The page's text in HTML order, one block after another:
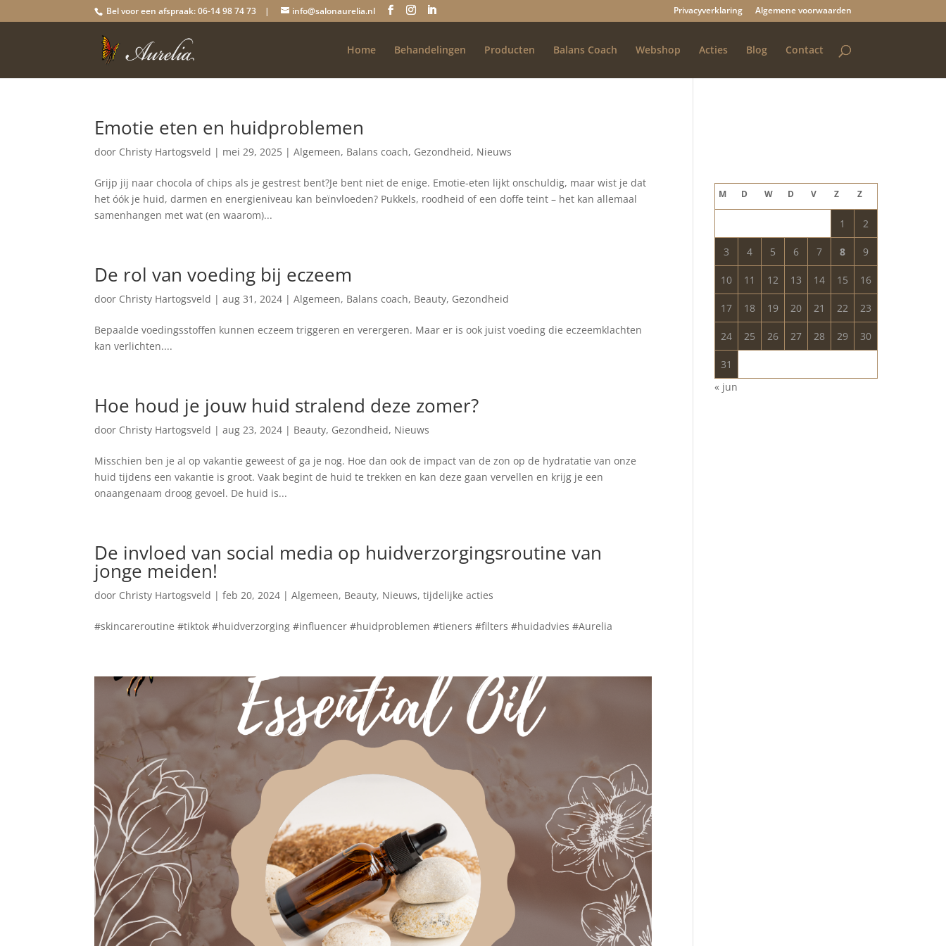
Bel voor een afspraak: 06-14 98 74 73 | info@salonaurelia.nl Privacyverklaring Algemene voorwaarden
Home Behandelingen Producten Balans Coach Webshop Acties Blog Contact
Emotie eten en huidproblemen
door Christy Hartogsveld | mei 29, 2025 |Algemeen, Balans coach, Gezondheid, Nieuws
Grijp jij naar chocola of chips als je gestrest bent?Je bent niet de enige. Emotie-eten lijkt onschuldig, maar wist je dat
het óók je huid, darmen en energieniveau kan beïnvloeden? Pukkels, roodheid of een doffe teint – het kan allemaal
samenhangen met wat (en waarom)...
De rol van voeding bij eczeem
door Christy Hartogsveld |aug 31, 2024 |Algemeen, Balans coach, Beauty, Gezondheid
Bepaalde voedingsstoffen kunnen eczeem triggeren en verergeren. Maar er is ook juist voeding die eczeemklachten
kan verlichten....
Hoe houd je jouw huid stralend deze zomer?
door Christy Hartogsveld |aug 23, 2024 | Beauty, Gezondheid, Nieuws
Misschien ben je al op vakantie geweest of ga je nog. Hoe dan ook de impact van de zon op de hydratatie van onze
huid tijdens een vakantie is groot. Vaak begint de huid te trekken en kan deze gaan vervellen en krijg je een
onaangenaam droog gevoel. De huid is...
De invloed van social media op huidverzorgingsroutine van
jonge meiden!
door Christy Hartogsveld |feb 20, 2024 |Algemeen, Beauty, Nieuws,tijdelijke acties
#skincareroutine #tiktok #huidverzorging #influencer #huidproblemen #tieners #filters #huidadvies #Aurelia
M D W D V Z Z
1 2
3 4 5 6 7 8 9
10 11 12 13 14 15 16
17 18 19 20 21 22 23
24 25 26 27 28 29 30
31
« jun